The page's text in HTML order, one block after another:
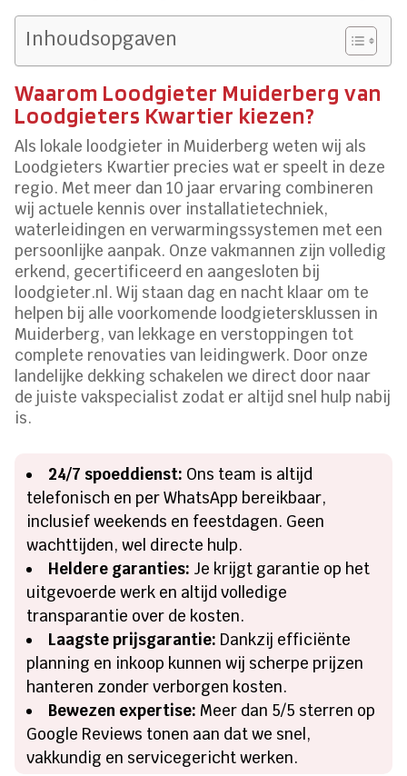
Inhoudsopgaven
Waarom Loodgieter Muiderberg van
Loodgieters Kwartier kiezen?
Als lokale loodgieter in Muiderberg weten wij als
Loodgieters Kwartier precies wat er speelt in deze
regio. Met meer dan 10 jaar ervaring combineren
wij actuele kennis over installatietechniek,
waterleidingen en verwarmingssystemen met een
persoonlijke aanpak. Onze vakmannen zijn volledig
erkend, gecertificeerd en aangesloten bij
loodgieter.nl. Wij staan dag en nacht klaar om te
helpen bij alle voorkomende loodgietersklussen in
Muiderberg, van lekkage en verstoppingen tot
complete renovaties van leidingwerk. Door onze
landelijke dekking schakelen we direct door naar
de juiste vakspecialist zodat er altijd snel hulp nabij
is.
24/7 spoeddienst: Ons team is altijd
telefonisch en per WhatsApp bereikbaar,
inclusief weekends en feestdagen. Geen
wachttijden, wel directe hulp.
Heldere garanties: Je krijgt garantie op het
uitgevoerde werk en altijd volledige
transparantie over de kosten.
Laagste prijsgarantie: Dankzij efficiënte
planning en inkoop kunnen wij scherpe prijzen
hanteren zonder verborgen kosten.
Bewezen expertise: Meer dan 5/5 sterren op
Google Reviews tonen aan dat we snel,
vakkundig en servicegericht werken.